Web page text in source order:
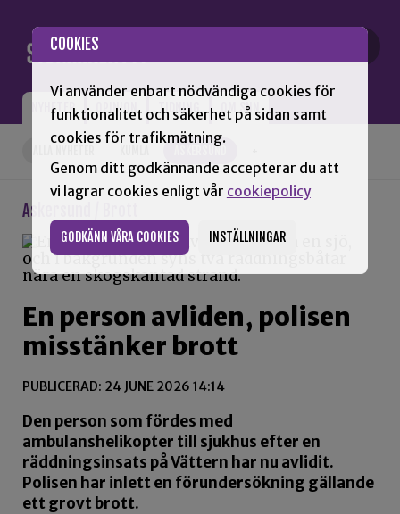
COOKIES
Vi använder enbart nödvändiga cookies för
funktionalitet och säkerhet på sidan samt
cookies för trafikmätning.
Genom ditt godkännande accepterar du att
vi lagrar cookies enligt vår cookiepolicy
GODKÄNN VÅRA COOKIES INSTÄLLNINGAR
NYHETER OPINION TIDNING OM SNN
ASKERSUND
Askersund / Brott
En person avliden, polisen
misstänker brott
PUBLICERAD: 24 JUNE 2026 14:14
Den person som fördes med
ambulanshelikopter till sjukhus efter en
räddningsinsats på Vättern har nu avlidit.
Polisen har inlett en förundersökning gällande
ett grovt brott.